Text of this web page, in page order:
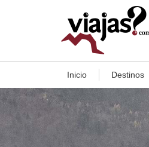
Inicio Destinos